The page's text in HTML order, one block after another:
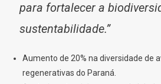
para fortalecer a
sustentabilidade.”
Aumento de 20% na diversidade de
regenerativas do Paraná.